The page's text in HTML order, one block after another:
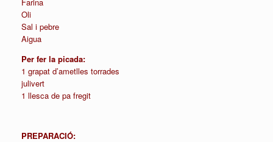
Oli
Sal i pebre
Aigua
Per fer la picada:
1 grapat d’ametlles torrades
julivert
1 llesca de pa fregit
PREPARACIÓ: